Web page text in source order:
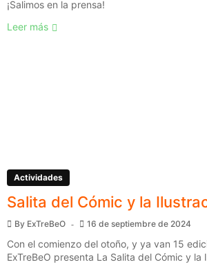
¡Salimos en la prensa!
Leer más
Actividades
Salita del Cómic y la
By ExTreBeO 16 de septiembre de 2024
Con el comienzo del otoño, y ya van 15
ExTreBeO presenta La Salita del Cómic y la